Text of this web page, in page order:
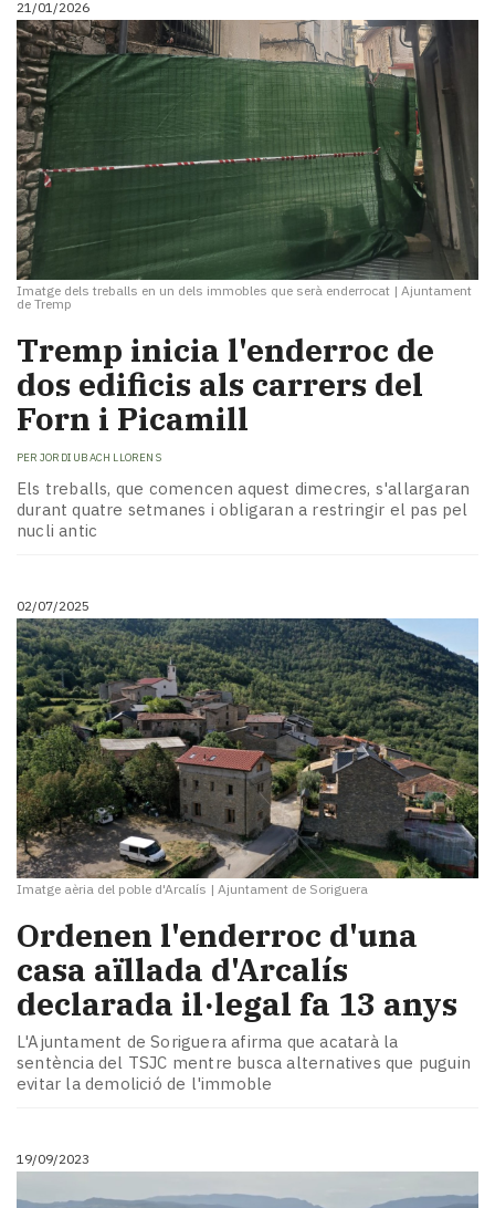
i
turisme
Cultura
Esports
Mai
tant!
TV
i
mitjans
El
Reportatges
Enquestes
A
escena!
Dis
la
Subscriptors
La
Pallars
Contingut
patrocinat
Lo
més
llegit...
Editorial
21/01/2026
Imatge dels treballs en un dels immobles que serà enderrocat | Ajuntament
de Tremp
Tremp inicia l'enderroc de
dos edificis als carrers del
Forn i Picamill
PER JORDI UBACH LLORENS
Els treballs, que comencen aquest dimecres, s'allargaran
durant quatre setmanes i obligaran a restringir el pas pel
nucli antic
02/07/2025
Imatge aèria del poble d'Arcalís | Ajuntament de Soriguera
Ordenen l'enderroc d'una
casa aïllada d'Arcalís
declarada il·legal fa 13 anys
L'Ajuntament de Soriguera afirma que acatarà la
sentència del TSJC mentre busca alternatives que puguin
evitar la demolició de l'immoble
19/09/2023